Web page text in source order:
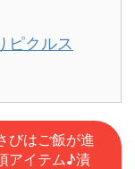
ピクルス
びはご飯が進
アイテム♪漬